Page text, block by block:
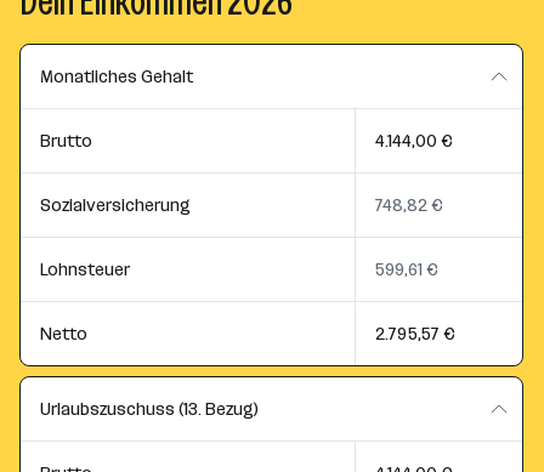
Monatliches Gehalt
Brutto 4.144,00 €
Sozialversicherung 748,82 €
Lohnsteuer 599,61 €
Netto 2.795,57 €
Urlaubszuschuss (13. Bezug)